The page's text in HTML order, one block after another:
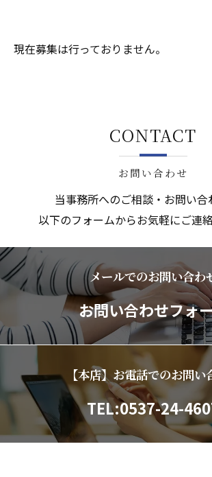
現在募集は行っておりません。
CONTACT
お問い合わせ
当事務所へのご相談・お問い合
以下のフォームからお気軽にご連
メールでのお問い合わ
お問い合わせフォ
【本店】お電話でのお問い
TEL:0537-24-